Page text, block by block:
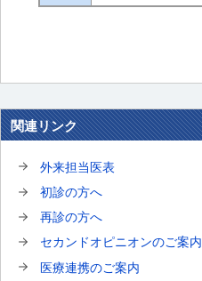
関連リンク
外来担当医表
初診の方へ
再診の方へ
セカンドオピニオンのご案内
医療連携のご案内